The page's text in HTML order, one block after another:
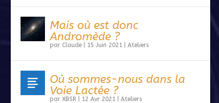
Mais où est donc
Andromède ?
par Claude 15 Juin 2021 |Ateliers
Où sommes-nous dans la
Voie Lactée ?
parXBSR 12 Avr 2021 |Ateliers